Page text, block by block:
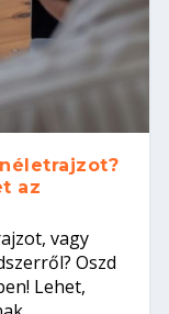
az
vagy
Oszd
Lehet,